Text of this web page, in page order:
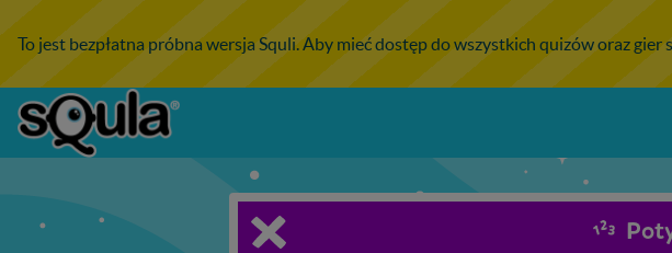
To jest bezpłatna próbna wersja Squli. Aby mieć dostęp do wszystkich quizów oraz gier